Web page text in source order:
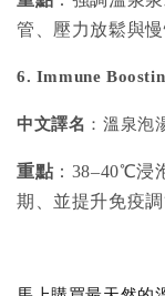
管、壓力放鬆與
6. Immune
中文譯名 ：溫泉泡
重點 ：38–40℃浸
期、並提升免疫